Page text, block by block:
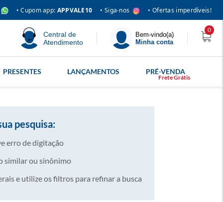
• Cupom app: APPVALE10 • Siga-nos • Ofertas imperdíveis!
Central de
Atendimento
Bem-vindo(a)
Minha conta
0
PRESENTES LANÇAMENTOS PRÉ-VENDA
pesquisa:
erro de digitação
similar ou sinônimo
e utilize os filtros para refinar a busca